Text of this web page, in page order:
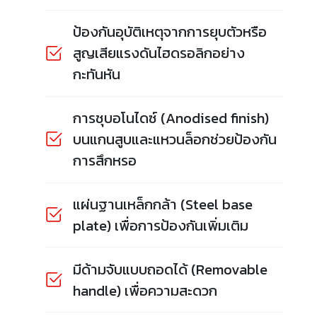
ป้องกันอุบัติเหตุจากการยุบตัวหรือ
สูญเสียแรงดันไฮดรอลิกอย่าง
กะทันหัน
การชุบอโนไดซ์ (Anodised finish)
บนแกนสูบและแหวนล็อกช่วยป้องกัน
การสึกหรอ
แผ่นฐานเหล็กกล้า (Steel base
plate) เพื่อการป้องกันเพิ่มเติม
มีด้ามจับแบบถอดได้ (Removable
handle) เพื่อความสะดวก